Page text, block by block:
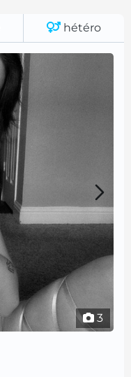
hétéro
3